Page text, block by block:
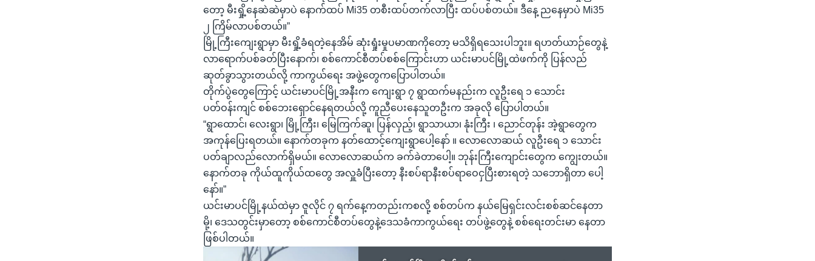
တော့ မီးရှို့နေဆဲဆဲမှာပဲ နောက်ထပ် Mi35 တစီးထပ်တက်လာပြီး ထပ်ပစ်တယ်။ ဒီနေ့ ညနေမှာပဲ Mi35
၂ ကြိမ်လာပစ်တယ်။”
မြို့ကြီးကျေးရွာမှာ မီးရှို့ခံရတဲ့နေအိမ် ဆုံးရှုံးမှုပမာဏကိုတော့ မသိရှိရသေးပါဘူး။ ရဟတ်ယာဉ်တွေနဲ့
လာရောက်ပစ်ခတ်ပြီးနောက်၊ စစ်ကောင်စီတပ်စစ်ကြောင်းဟာ ယင်းမာပင်မြို့ထဲဖက်ကို ပြန်လည်
ဆုတ်ခွာသွားတယ်လို့ ကာကွယ်ရေး အဖွဲ့တွေကပြောပါတယ်။
တိုက်ပွဲတွေကြောင့် ယင်းမာပင်မြို့အနီးက ကျေးရွာ ၇ ရွာထက်မနည်းက လူဦးရေ ၁ သောင်း
ပတ်ဝန်းကျင် စစ်ဘေးရှောင်နေရတယ်လို့ ကူညီပေးနေသူတဦးက အခုလို ပြောပါတယ်။
“ရွာထောင်၊ လေးရွာ၊ မြို့ကြီး၊ မြေကြက်ဆူ၊ ပြန်လှည့်၊ ရွာသာယာ၊ နုံးကြီး ၊ ညောင်တုန်း အဲ့ရွာတွေက
အကုန်ပြေးရတယ်။ နောက်တခုက နတ်ထောင့်ကျေးရွာပေါ့နော် ။ လောလောဆယ် လူဦးရေ ၁ သောင်း
ပတ်ချာလည်လောက်ရှိမယ်။ လောလောဆယ်က ခက်ခဲတာပေါ့။ ဘုန်းကြီးကျောင်းတွေက ကျွေးတယ်။
နောက်တခု ကိုယ်ထူကိုယ်ထတွေ အလှူခံပြီးတော့ နီးစပ်ရာနီးစပ်ရာဝေငှပြီးစားရတဲ့ သဘောရှိတာ ပေါ့
နော်။”
ယင်းမာပင်မြို့နယ်ထဲမှာ ဇူလိုင် ၇ ရက်နေ့ကတည်းကစလို့ စစ်တပ်က နယ်မြေရှင်းလင်းစစ်ဆင်နေတာ
မို့၊ ဒေသတွင်းမှာတော့ စစ်ကောင်စီတပ်တွေနဲ့ဒေသခံကာကွယ်ရေး တပ်ဖွဲ့တွေနဲ့ စစ်ရေးတင်းမာ နေတာ
ဖြစ်ပါတယ်။